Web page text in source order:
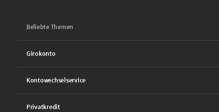
Beliebte Themen
Girokonto
Kontowechselservice
Privatkredit